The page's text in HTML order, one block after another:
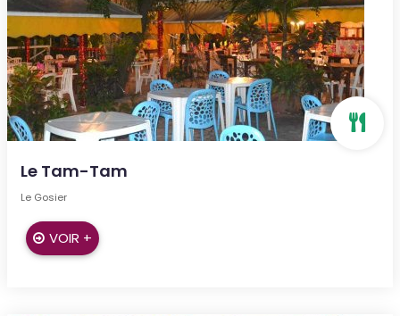
Le Tam-Tam
Le Gosier
VOIR +